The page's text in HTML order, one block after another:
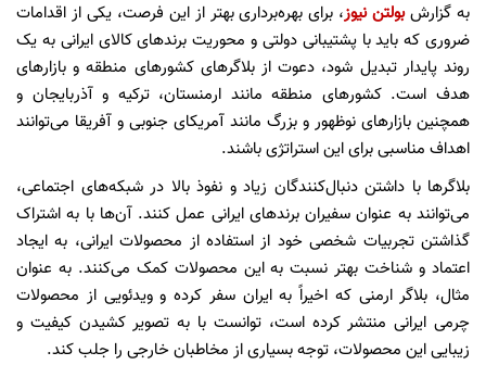
به گزارشبولتن نیوز، برای بهره‌برداری بهتر از این فرصت، یکی از اقدامات
ضروری که باید با پشتیبانی دولتی و محوریت برندهای کالای ایرانی به یک
روند پایدار تبدیل شود، دعوت از بلاگرهای کشورهای منطقه و بازارهای
هدف است. کشورهای منطقه مانند ارمنستان، ترکیه و آذربایجان و
همچنین بازارهای نوظهور و بزرگ مانند آمریکای جنوبی و آفریقا می‌توانند
اهداف مناسبی برای این استراتژی باشند.
بلاگرها با داشتن دنبال‌کنندگان زیاد و نفوذ بالا در شبکه‌های اجتماعی،
می‌توانند به عنوان سفیران برندهای ایرانی عمل کنند. آن‌ها با به اشتراک
گذاشتن تجربیات شخصی خود از استفاده از محصولات ایرانی، به ایجاد
اعتماد و شناخت بهتر نسبت به این محصولات کمک می‌کنند. به عنوان
مثال، بلاگر ارمنی که اخیراً به ایران سفر کرده و ویدئویی از محصولات
چرمی ایرانی منتشر کرده است، توانست با به تصویر کشیدن کیفیت و
زیبایی این محصولات، توجه بسیاری از مخاطبان خارجی را جلب کند.